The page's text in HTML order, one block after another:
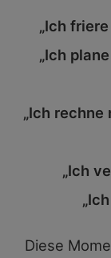
„Ich
„Ich
„Ich
„Ich
Diese